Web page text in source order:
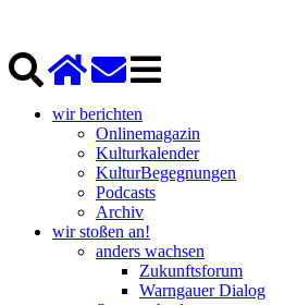
wir berichten
Onlinemagazin
Kulturkalender
KulturBegegnungen
Podcasts
Archiv
wir stoßen an!
anders wachsen
Zukunftsforum
Warngauer Dialog